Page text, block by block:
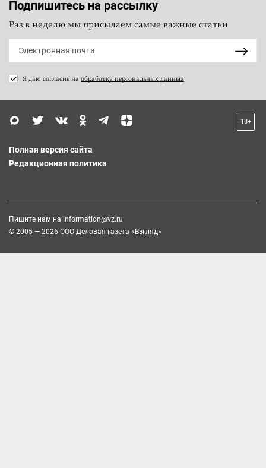
Подпишитесь на рассылку
Раз в неделю мы присылаем самые важные статьи
Я даю согласие на обработку персональных данных
18+
Полная версия сайта
Редакционная политика
Пишите нам на information@vz.ru
© 2005 — 2026 ООО Деловая газета «Взгляд»